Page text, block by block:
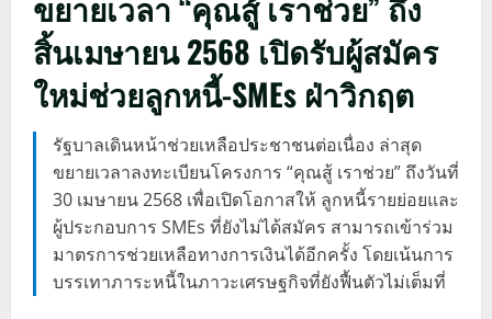
สิ้นเมษายน 2568 เปิดรับผู้สมัคร
ใหม่ช่วยลูกหนี้-SMEs ฝ่าวิกฤต
รัฐบาลเดินหน้าช่วยเหลือประชาชนต่อเนื่อง ล่าสุด
ขยายเวลาลงทะเบียนโครงการ “คุณสู้ เราช่วย” ถึงวันที่
30 เมษายน 2568 เพื่อเปิดโอกาสให้ ลูกหนี้รายย่อยและ
ผู้ประกอบการ SMEs ที่ยังไม่ได้สมัคร สามารถเข้าร่วม
มาตรการช่วยเหลือทางการเงินได้อีกครั้ง โดยเน้นการ
บรรเทาภาระหนี้ในภาวะเศรษฐกิจที่ยังฟื้นตัวไม่เต็มที่